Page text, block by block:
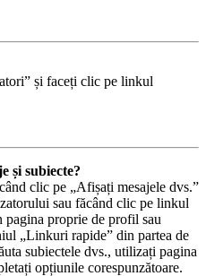
și faceți clic pe linkul
și subiecte?
clic pe „Afișați mesajele dvs.”
sau făcând clic pe linkul
pagina proprie de profil sau
„Linkuri rapide” din partea de
subiectele dvs., utilizați pagina
opțiunile corespunzătoare.